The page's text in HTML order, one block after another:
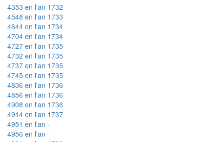
4353 en l'an 1732
4548 en l'an 1733
4644 en l'an 1734
4704 en l'an 1734
4727 en l'an 1735
4732 en l'an 1735
4737 en l'an 1735
4745 en l'an 1735
4836 en l'an 1736
4856 en l'an 1736
4908 en l'an 1736
4914 en l'an 1737
4951 en l'an -
4956 en l'an -